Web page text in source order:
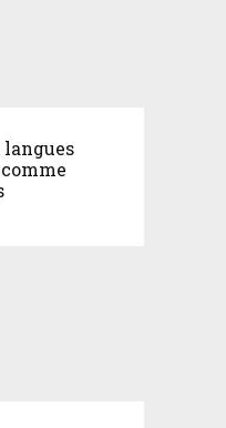
langues